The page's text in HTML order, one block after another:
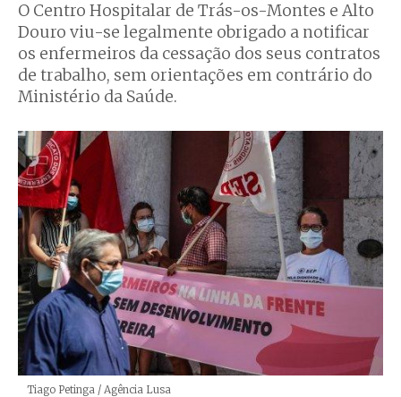
O Centro Hospitalar de Trás-os-Montes e Alto
Douro viu-se legalmente obrigado a notificar
os enfermeiros da cessação dos seus contratos
de trabalho, sem orientações em contrário do
Ministério da Saúde.
Créditos
Tiago Petinga / Agência Lusa